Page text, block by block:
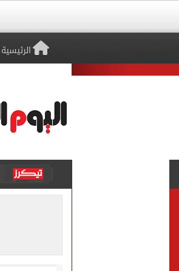
الرئيسية